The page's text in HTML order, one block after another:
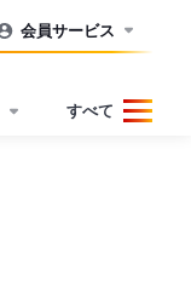
会員サービス
すべて